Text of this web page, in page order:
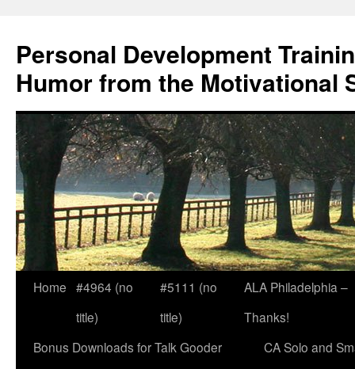
content
Personal Development
Humor from the Motivational
Home #4964 (no
title)
#5111 (no
title)
ALA Philadelphia –
Thanks!
Bonus Downloads for Talk Gooder
CA Solo and